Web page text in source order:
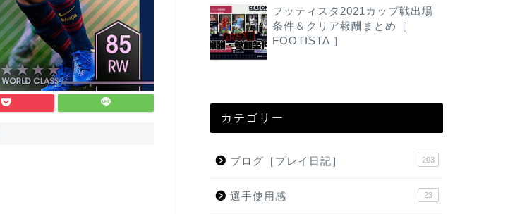
フッティスタ2021カップ戦出場
条件＆クリア報酬まとめ［
FOOTISTA ］
カテゴリー
ブログ［プレイ日記］ 203
選手使用感 23